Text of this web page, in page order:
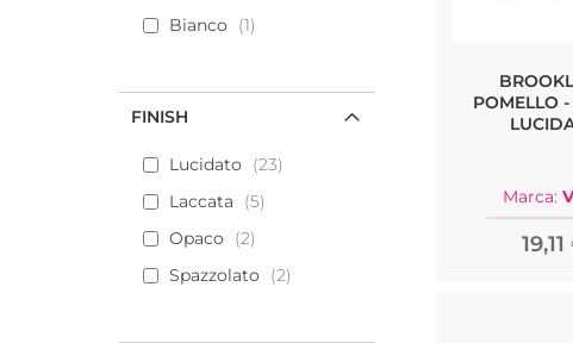
POMELLO
Marca:
Bianco
1
FINISH
Lucidato
23
Laccata
5
Opaco
2
Spazzolato
2